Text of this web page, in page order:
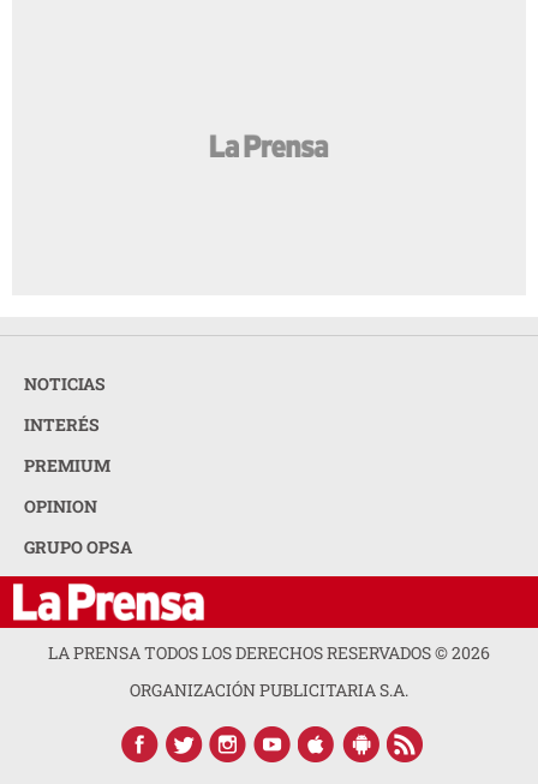
NOTICIAS
INTERÉS
PREMIUM
OPINION
GRUPO OPSA
LA PRENSA TODOS LOS DERECHOS RESERVADOS ©2026
ORGANIZACIÓN PUBLICITARIA S.A.